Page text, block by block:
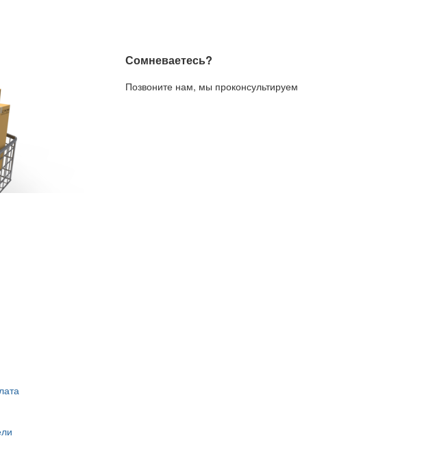
Сомневаетесь?
Позвоните нам, мы проконсультируем